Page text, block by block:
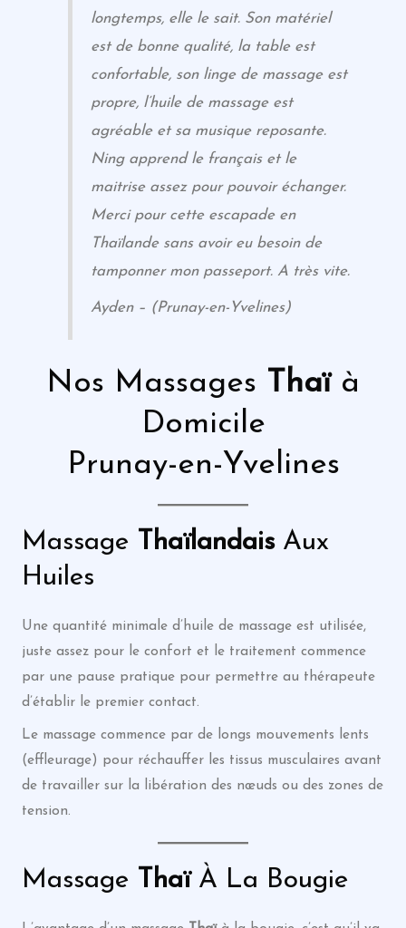
longtemps, elle le sait. Son matériel
est de bonne qualité, la table est
confortable, son linge de massage est
propre, l’huile de massage est
agréable et sa musique reposante.
Ning apprend le français et le
maitrise assez pour pouvoir échanger.
Merci pour cette escapade en
Thaïlande sans avoir eu besoin de
tamponner mon passeport. A très vite.
Ayden – (Prunay-en-Yvelines)
Nos Massages Thaïà
Domicile
Prunay-en-Yvelines
Massage ThaïlandaisAux
Huiles
Une quantité minimale d’huile de massage est utilisée,
juste assez pour le confort et le traitement commence
par une pause pratique pour permettre au thérapeute
d’établir le premier contact.
Le massage commence par de longs mouvements lents
(effleurage) pour réchauffer les tissus musculaires avant
de travailler sur la libération des nœuds ou des zones de
tension.
Massage ThaïÀ La Bougie